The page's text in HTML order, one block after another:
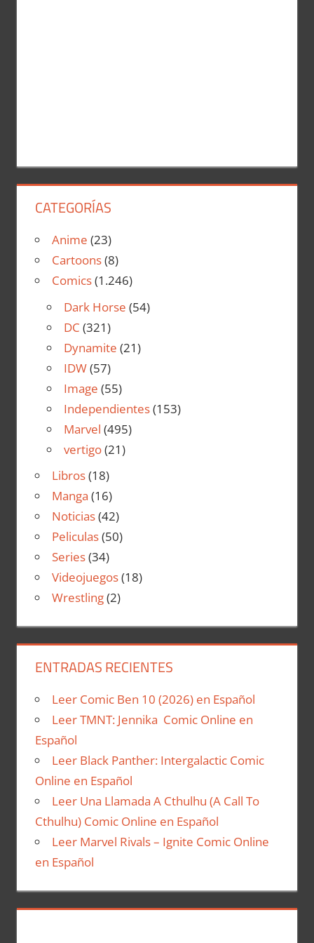
CATEGORÍAS
Anime (23)
Cartoons(8)
Comics(1.246)
Dark Horse (54)
DC (321)
Dynamite (21)
IDW(57)
Image (55)
Independientes(153)
Marvel (495)
vertigo(21)
Libros(18)
Manga (16)
Noticias(42)
Peliculas(50)
Series(34)
Videojuegos(18)
Wrestling(2)
ENTRADAS RECIENTES
Leer Comic Ben 10 (2026) en Español
Leer TMNT: Jennika Comic Online en
Español
Leer Black Panther: Intergalactic Comic
Online en Español
Leer Una Llamada A Cthulhu (A Call To
Cthulhu) Comic Online en Español
Leer Marvel Rivals – Ignite Comic Online
en Español